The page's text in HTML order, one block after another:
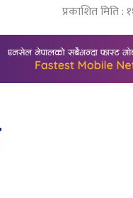
प्रकाशित मिति